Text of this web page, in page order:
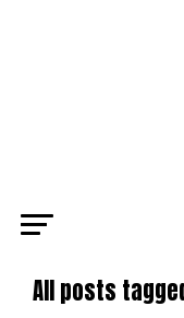
All posts